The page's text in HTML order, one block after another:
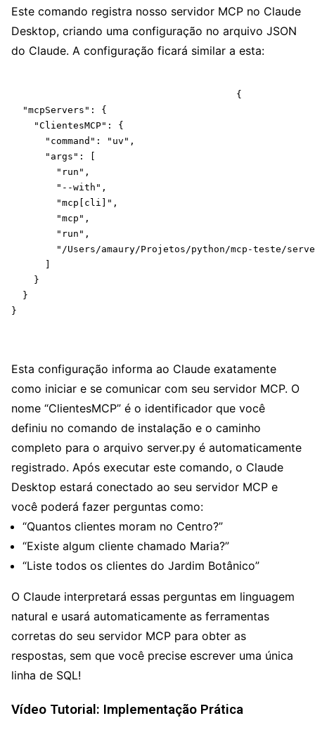
Este comando registra nosso servidor MCP no Claude
Desktop, criando uma configuração no arquivo JSON
do Claude. A configuração ficará similar a esta:
  "mcpServers": {
    "ClientesMCP": {
      "command": "uv",
      "args": [
        "run",
        "--with",
        "mcp[cli]",
        "mcp",
        "run",
"/Users/amaury/Projetos/python/mcp-teste/
    }
  }
}
Esta configuração informa ao Claude exatamente
como iniciar e se comunicar com seu servidor MCP. O
nome “ClientesMCP” é o identificador que você
definiu no comando de instalação e o caminho
completo para o arquivo server.py é automaticamente
registrado. Após executar este comando, o Claude
Desktop estará conectado ao seu servidor MCP e
você poderá fazer perguntas como:
“Quantos clientes moram no Centro?”
“Existe algum cliente chamado Maria?”
“Liste todos os clientes do Jardim Botânico”
O Claude interpretará essas perguntas em linguagem
natural e usará automaticamente as ferramentas
corretas do seu servidor MCP para obter as
respostas, sem que você precise escrever uma única
linha de SQL!
Vídeo Tutorial: Implementação Prática